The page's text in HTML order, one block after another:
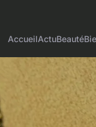
AccueilActuBeauté